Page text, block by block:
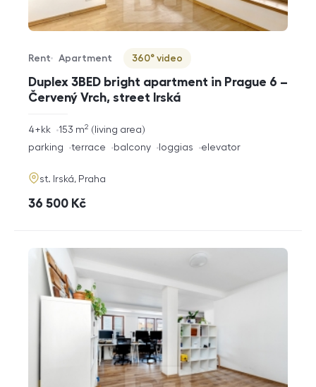
Duplex 3BED bright apartment in Prague 6 –
Červený Vrch, street Irská
Offer type
Rent
Property type
Apartment
Virtuální prohlídka
360° video
rozměry
4+kk living area
153 m2
funkce
parking terrace balcony loggias elevator
adresa
st. Irská, Praha
cena
36 500 Kč